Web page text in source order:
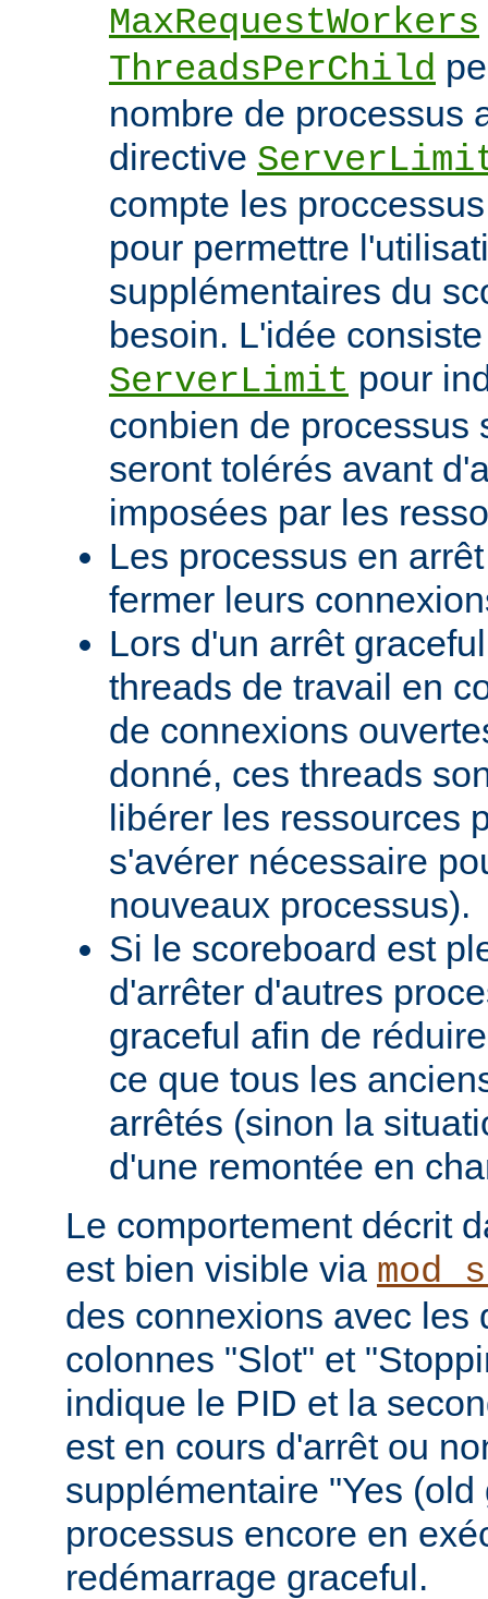
MaxRequestWorkers
ThreadsPerChild
nombre de processus
directive
compte les
pour permettre
supplémentaires du
besoin. L'idée
ServerLimit pour
conbien de processus
seront tolérés avant
imposées par les
Les processus en
fermer leurs
Lors d'un arrêt
threads de travail en
de connexions
donné, ces threads
libérer les ressources
s'avérer nécessaire
nouveaux processus).
Si le scoreboard est
d'arrêter d'autres
graceful afin de
ce que tous les
arrêtés (sinon la
d'une remontée en
Le comportement décrit
est bien visible via
des connexions avec les
colonnes "Slot" et
indique le PID et la
est en cours d'arrêt ou
supplémentaire "Yes
processus encore en
redémarrage graceful.